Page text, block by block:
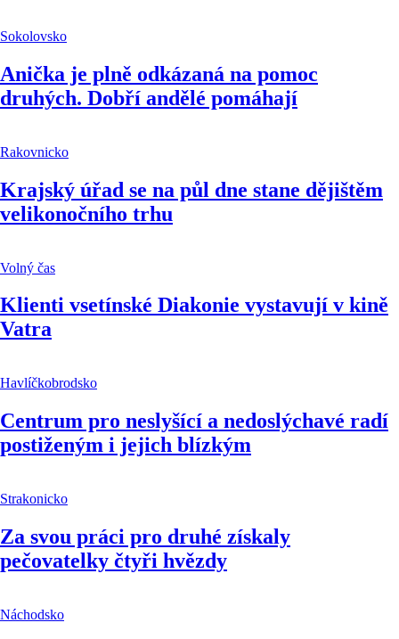
Sokolovsko
Anička je plně odkázaná na pomoc
druhých. Dobří andělé pomáhají
Rakovnicko
Krajský úřad se na půl dne stane dějištěm
velikonočního trhu
Volný čas
Klienti vsetínské Diakonie vystavují v kině
Vatra
Havlíčkobrodsko
Centrum pro neslyšící a nedoslýchavé radí
postiženým i jejich blízkým
Strakonicko
Za svou práci pro druhé získaly
pečovatelky čtyři hvězdy
Náchodsko